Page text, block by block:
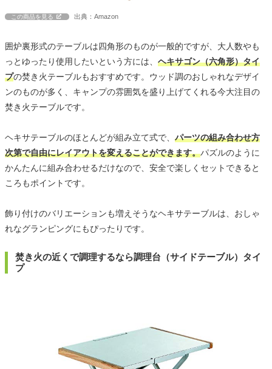
この商品を見る 出典：Amazon
囲炉裏形式のテーブルは四角形のものが一般的ですが、大人数やも
っとゆったり使用したいという方には、 ヘキサゴン（六角形）タイ
プの焚き火テーブルもおすすめです。ウッド調のおしゃれなデザイ
ンのものが多く、キャンプの雰囲気を盛り上げてくれる今大注目の
焚き火テーブルです。
ヘキサテーブルのほとんどが組み立て式で、 パーツの組み合わせ方
次第で自由にレイアウトを変えることができます。パズルのように
かんたんに組み合わせるだけなので、安全で楽しくセットできると
ころもポイントです。
飾り付けのバリエーションも増えそうなヘキサテーブルは、おしゃ
れなグランピングにもぴったりです。
焚き火の近くで調理するなら調理台（サイドテーブル）タイ
プ